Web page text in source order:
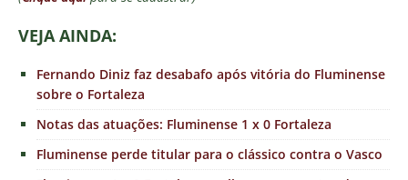
VEJA AINDA:
Fernando Diniz faz desabafo após vitória do Fluminense
sobre o Fortaleza
Notas das atuações: Fluminense 1 x 0 Fortaleza
Fluminense perde titular para o clássico contra o Vasco